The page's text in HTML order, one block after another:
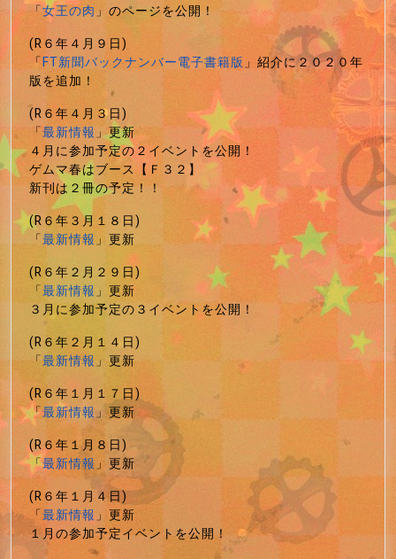
「女王の肉」のページを公開！
(R６年４月９日)
「FT新聞バックナンバー電子書籍版」紹介に２０２０年
版を追加！
(R６年４月３日)
「最新情報」更新
４月に参加予定の２イベントを公開！
ゲムマ春はブース【Ｆ３２】
新刊は２冊の予定！！
(R６年３月１８日)
「最新情報」更新
(R６年２月２９日)
「最新情報」更新
３月に参加予定の３イベントを公開！
(R６年２月１４日)
「最新情報」更新
(R６年１月１７日)
「最新情報」更新
(R６年１月８日)
「最新情報」更新
(R６年１月４日)
「最新情報」更新
１月の参加予定イベントを公開！